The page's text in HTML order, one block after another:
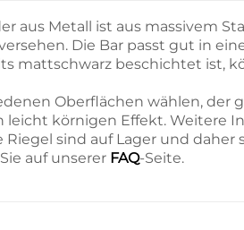
aus Metall ist aus massivem
Die Bar passt gut in
mattschwarz beschichtet ist,
Oberflächen wählen,
körnigen Effekt. Weitere
Riegel sind auf Lager und daher
auf unserer FAQ-Seite.